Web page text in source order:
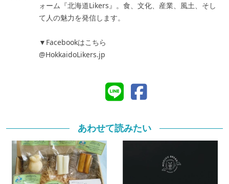
ォーム『北海道Likers』。食、文化、産業、風土、そし
て人の魅力を発信します。
▼Facebookはこちら
@HokkaidoLikers.jp
あわせて読みたい